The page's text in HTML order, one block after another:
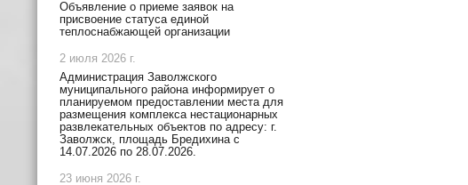
Объявление о приеме заявок на
присвоение статуса единой
теплоснабжающей организации
2 июля 2026 г.
Администрация Заволжского
муниципального района информирует о
планируемом предоставлении места для
размещения комплекса нестационарных
развлекательных объектов по адресу: г.
Заволжск, площадь Бредихина с
14.07.2026 по 28.07.2026.
23 июня 2026 г.